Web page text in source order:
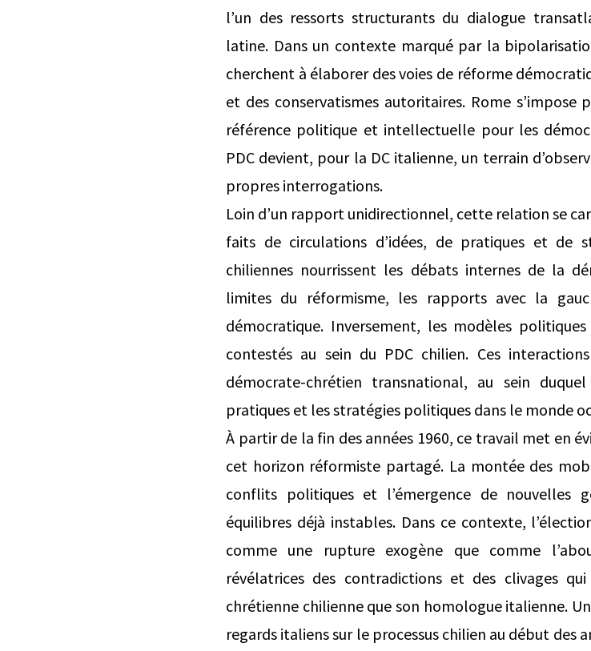
l’un des ressorts structurants du dialogue
latine. Dans un contexte marqué par la
cherchent à élaborer des voies de réforme
et des conservatismes autoritaires. Rome s’impose
référence politique et intellectuelle pour les
PDC devient, pour la DC italienne, un terrain
propres interrogations.
Loin d’un rapport unidirectionnel, cette relation se
faits de circulations d’idées, de pratiques et de
chiliennes nourrissent les débats internes de la
limites du réformisme, les rapports avec la
démocratique. Inversement, les modèles
contestés au sein du PDC chilien. Ces
démocrate-chrétien transnational, au sein
pratiques et les stratégies politiques dans le monde
À partir de la fin des années 1960, ce travail met en
cet horizon réformiste partagé. La montée des
conflits politiques et l’émergence de nouvelles
équilibres déjà instables. Dans ce contexte,
comme une rupture exogène que comme
révélatrices des contradictions et des clivages
chrétienne chilienne que son homologue italienne.
regards italiens sur le processus chilien au début des